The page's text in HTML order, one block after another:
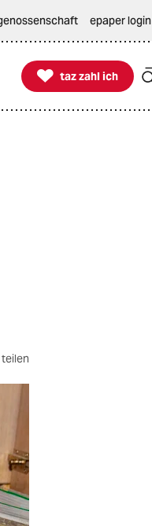
epaper login

taz zahl ich
taz zahl ich
teilen